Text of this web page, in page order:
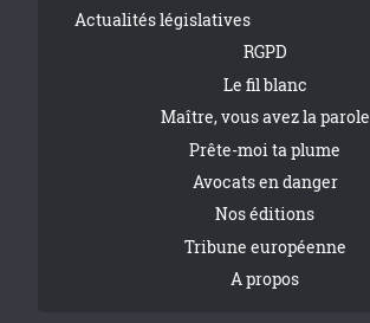
Actualités législatives
RGPD
Le fil blanc
Maître, vous avez la parole
Prête-moi ta plume
Avocats en danger
Nos éditions
Tribune européenne
A propos